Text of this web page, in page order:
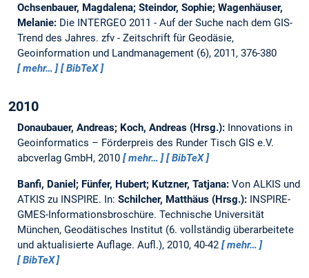
Ochsenbauer, Magdalena; Steindor, Sophie; Wagenhäuser,
Melanie: Die INTERGEO 2011 - Auf der Suche nach dem GIS-
Trend des Jahres. zfv - Zeitschrift für Geodäsie,
Geoinformation und Landmanagement (6), 2011, 376-380
mehr…
BibTeX
2010
Donaubauer, Andreas; Koch, Andreas (Hrsg.): Innovations in
Geoinformatics – Förderpreis des Runder Tisch GIS e.V.
abcverlag GmbH, 2010
mehr… BibTeX
Banfi, Daniel; Fünfer, Hubert; Kutzner, Tatjana: Von ALKIS und
ATKIS zu INSPIRE. In: Schilcher, Matthäus (Hrsg.): INSPIRE-
GMES-Informationsbroschüre. Technische Universität
München, Geodätisches Institut (6. vollständig überarbeitete
und aktualisierte Auflage. Aufl.), 2010, 40-42
mehr…
BibTeX